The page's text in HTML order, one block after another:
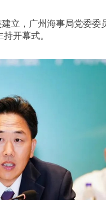
立，广州海事局党委
开幕式。